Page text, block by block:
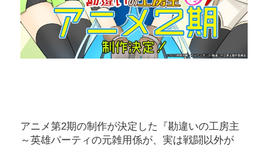
アニメ第2期の制作が決定した『勘違いの工房主
～英雄パーティの元雑用係が、実は戦闘以外が